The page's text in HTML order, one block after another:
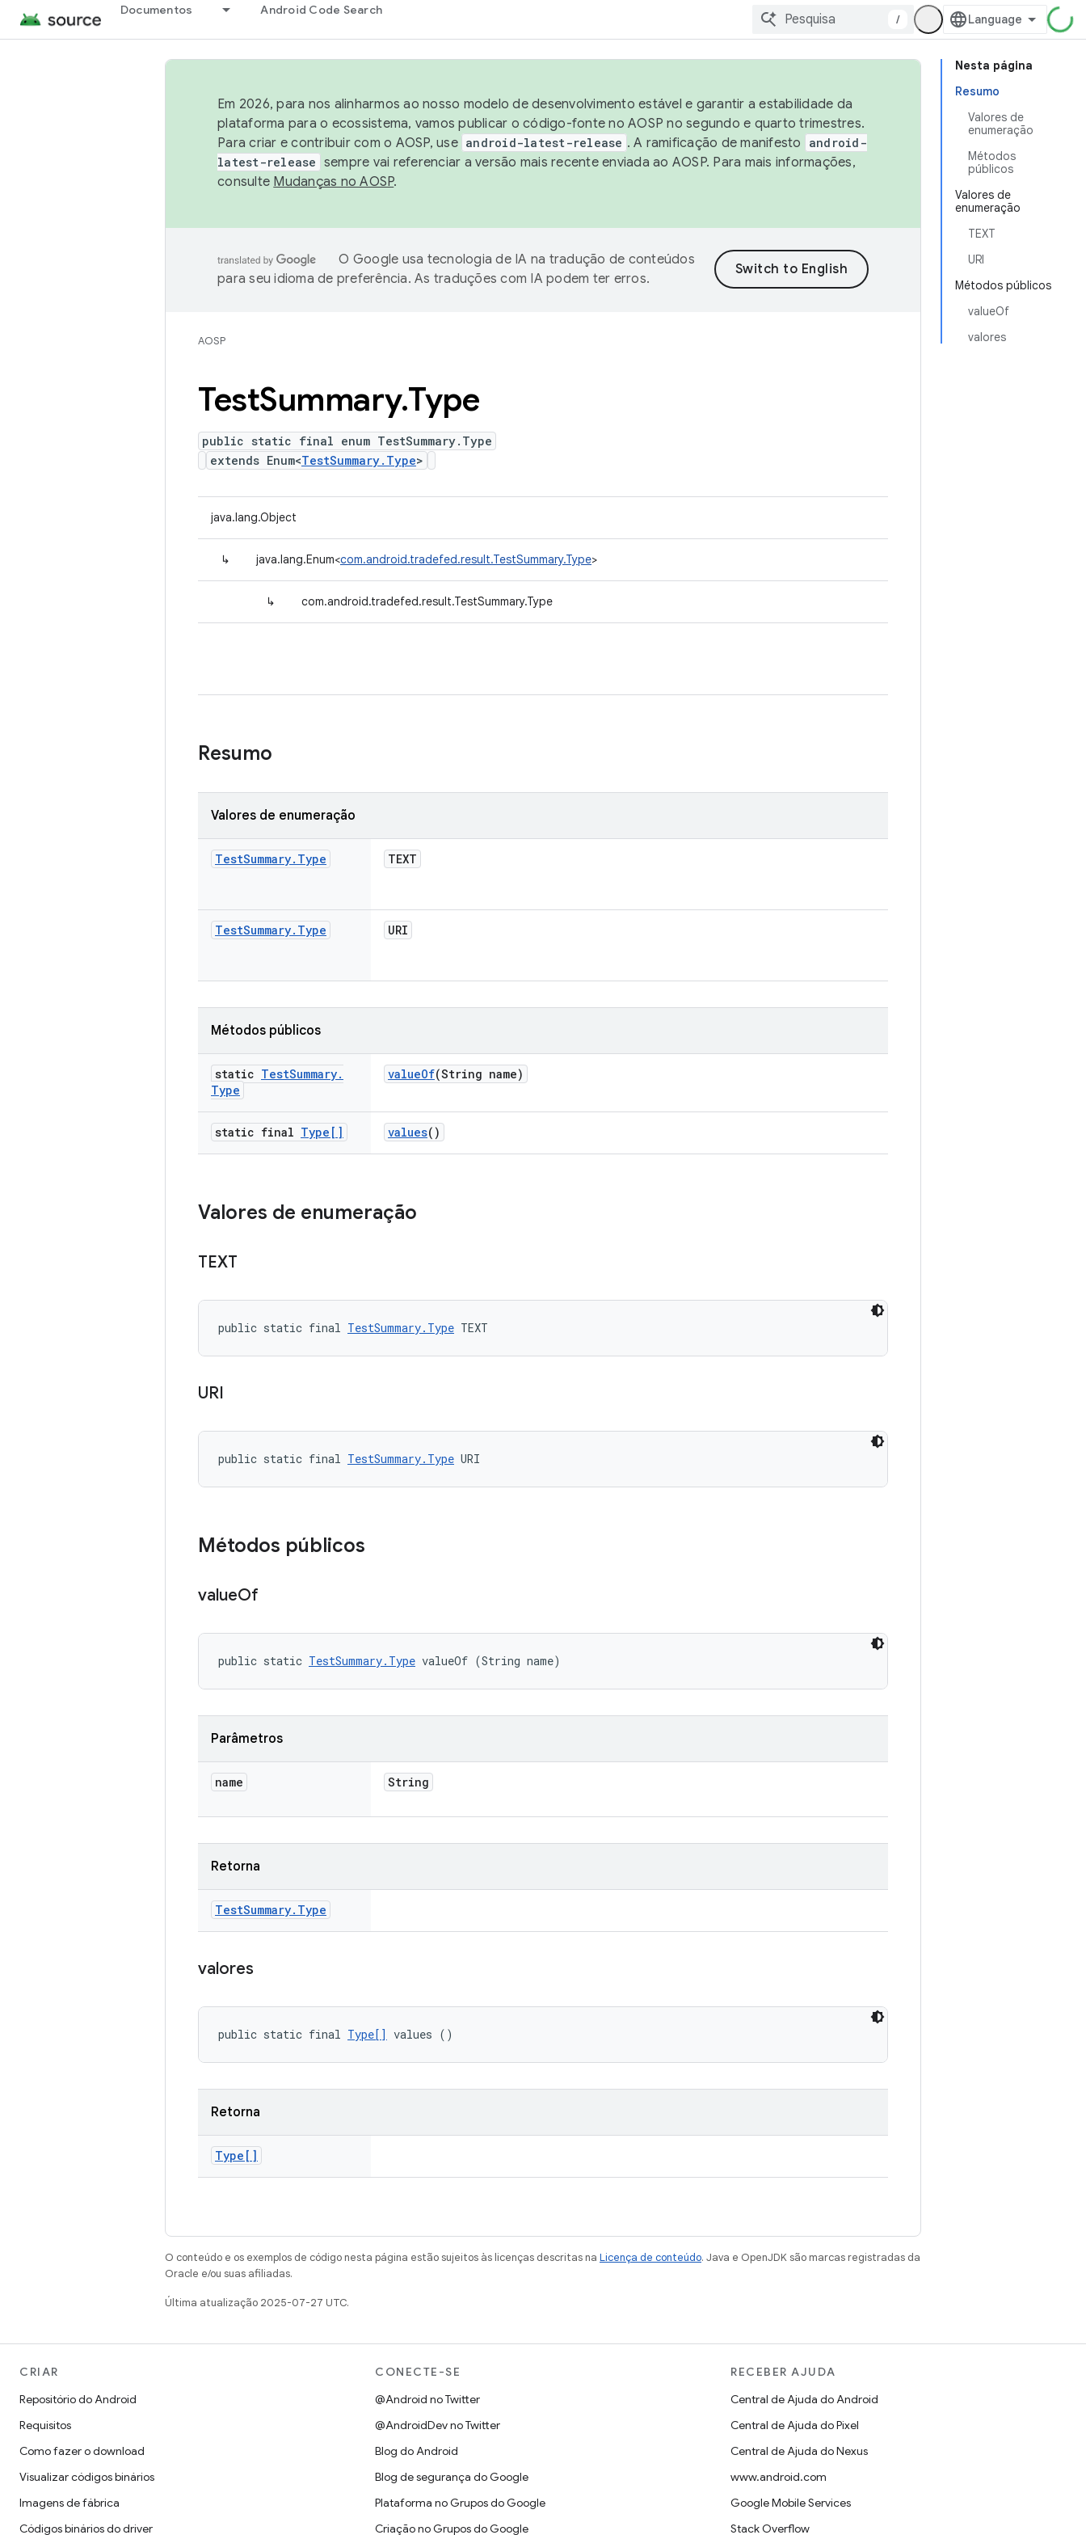
Documentos Android Code Search
/
Nesta página
Resumo
Valores de
enumeração
Métodos
públicos
Valores de
enumeração
TEXT
URI
Métodos públicos
valueOf
valores
Em 2026, para nos alinharmos ao nosso modelo de desenvolvimento estável e garantir a estabilidade da
plataforma para o ecossistema, vamos publicar o código-fonte no AOSP no segundo e quarto trimestres.
Para criar e contribuir com o AOSP, use android-latest-release . A ramificação de manifesto
android-
latest-release sempre vai referenciar a versão mais recente enviada ao AOSP. Para mais informações,
consulte Mudanças no AOSP.
O Google usa tecnologia de IA na tradução de conteúdos
para seu idioma de preferência. As traduções com IA podem ter erros.
AOSP
TestSummary.Type
public static final enum TestSummary.Type
extends Enum<TestSummary.Type>
java.lang.Object
↳ java.lang.Enum<com.android.tradefed.result.TestSummary.Type>
↳ com.android.tradefed.result.TestSummary.Type
Resumo
Valores de enumeração
TestSummary. Type TEXT
TestSummary. Type URI
Métodos públicos
static TestSummary.
Type
valueOf(String name)
static final Type[] values()
Valores de enumeração
TEXT
public static final TestSummary.Type TEXT
URI
public static final TestSummary.Type URI
Métodos públicos
valueOf
public static TestSummary.Type valueOf (String name)
Parâmetros
name String
Retorna
TestSummary. Type
valores
public static final Type[] values ()
Retorna
Type[]
O conteúdo e os exemplos de código nesta página estão sujeitos às licenças descritas na Licença de conteúdo. Java e OpenJDK são marcas registradas da
Oracle e/ou suas afiliadas.
Última atualização 2025-07-27 UTC.
CRIAR
Repositório do Android
Requisitos
Como fazer o download
Visualizar códigos binários
Imagens de fábrica
Códigos binários do driver
CONECTE-SE
@Android no Twitter
@AndroidDev no Twitter
Blog do Android
Blog de segurança do Google
Plataforma no Grupos do Google
Criação no Grupos do Google
RECEBER AJUDA
Central de Ajuda do Android
Central de Ajuda do Pixel
Central de Ajuda do Nexus
www.android.com
Google Mobile Services
Stack Overflow